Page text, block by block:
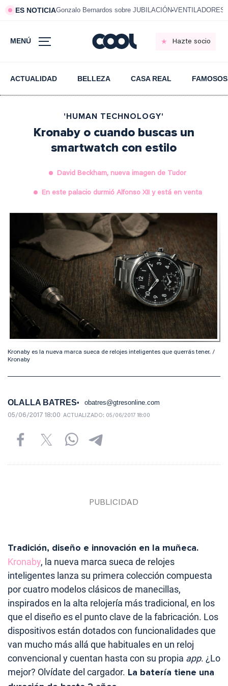
ES NOTICIAGonzalo Bernardos sobre JUBILACIÓN VENTILADORES
MENÚ Hazte socio
ACTUALIDAD BELLEZA CASA REAL FAMOSOS
'HUMAN TECHNOLOGY'
Kronaby o cuando buscas un
smartwatch con estilo
David Beckham, nueva imagen de Tudor
En este palacio durmió Alfonso XII y está en venta
Kronaby es la nueva marca sueca de relojes inteligentes que querrás tener. /
Kronaby
OLALLA BATRES obatres@gtresonline.com
05/06/2017 18:00 ACTUALIZADO: 05/06/2017 18:00
Tradición, diseño e innovación en la muñeca.
Kronaby, la nueva marca sueca de relojes
inteligentes lanza su primera colección compuesta
por cuatro modelos clásicos de manecillas,
inspirados en la alta relojería más tradicional, en los
que el diseño es el punto clave de la fabricación. Los
dispositivos están dotados con funcionalidades que
van mucho más allá que habituales en un reloj
convencional y cuentan hasta con su propia app. ¿Lo
mejor? Olvídate del cargador. La batería tiene una